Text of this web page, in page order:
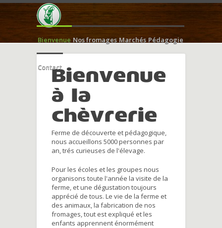
Bienvenue Nos fromages Marchés Pédagogie
ContactBienvenue
à la
chèvrerie
Ferme de découverte et pédagogique,
nous accueillons 5000 personnes par
an, trés curieuses de l'élevage.
Pour les écoles et les groupes nous
organisons toute l'année la visite de la
ferme, et une dégustation toujours
apprécié de tous. Le vie de la ferme et
des animaux, la fabrication de nos
fromages, tout est expliqué et les
enfants apprennent énormément